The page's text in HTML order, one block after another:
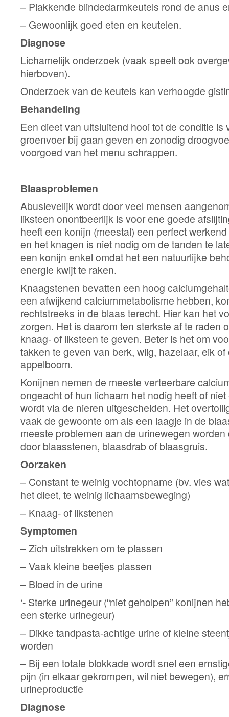
– Plakkende blindedarmkeutels rond de anus
– Gewoonlijk goed eten en keutelen.
Diagnose
Lichamelijk onderzoek (vaak speelt ook
hierboven).
Onderzoek van de keutels kan verhoogde
Behandeling
Een dieet van uitsluitend hooi tot de conditie is
groenvoer bij gaan geven en zonodig
voorgoed van het menu schrappen.
Blaasproblemen
Abusievelijk wordt door veel mensen
liksteen onontbeerlijk is voor ene goede
heeft een konijn (meestal) een perfect
en het knagen is niet nodig om de tanden te
een konijn enkel omdat het een natuurlijke
energie kwijt te raken.
Knaagstenen bevatten een hoog
een afwijkend calciummetabolisme hebben,
rechtstreeks in de blaas terecht. Hier kan het
zorgen. Het is daarom ten sterkste af te raden
knaag- of liksteen te geven. Beter is het om
takken te geven van berk, wilg, hazelaar, eik
appelboom.
Konijnen nemen de meeste verteerbare
ongeacht of hun lichaam het nodig heeft of
wordt via de nieren uitgescheiden. Het
vaak de gewoonte om als een laagje in de
meeste problemen aan de urinewegen
door blaasstenen, blaasdrab of blaasgruis.
Oorzaken
– Constant te weinig vochtopname (bv. vies
het dieet, te weinig lichaamsbeweging)
– Knaag- of likstenen
Symptomen
– Zich uitstrekken om te plassen
– Vaak kleine beetjes plassen
– Bloed in de urine
‘- Sterke urinegeur (“niet geholpen” konijnen
een sterke urinegeur)
– Dikke tandpasta-achtige urine of kleine
worden
– Bij een totale blokkade wordt snel een
pijn (in elkaar gekrompen, wil niet bewegen),
urineproductie
Diagnose